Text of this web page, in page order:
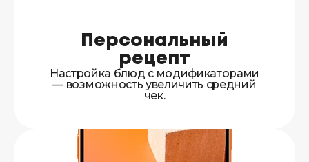
Персональный
рецепт
Настройка блюд с модификаторами
— возможность увеличить средний
чек.